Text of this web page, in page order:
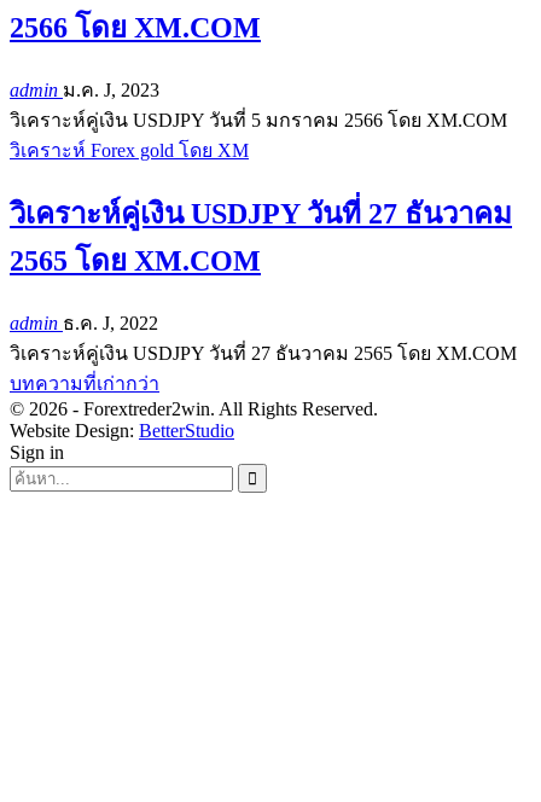
2566 โดย XM.COM
admin ม.ค. J, 2023
วิเคราะห์คู่เงิน USDJPY วันที่ 5 มกราคม 2566 โดย XM.COM
วิเคราะห์ Forex gold โดย XM
วิเคราะห์คู่เงิน USDJPY วันที่ 27 ธันวาคม
2565 โดย XM.COM
admin ธ.ค. J, 2022
วิเคราะห์คู่เงิน USDJPY วันที่ 27 ธันวาคม 2565 โดย XM.COM
บทความที่เก่ากว่า
© 2026 - Forextreder2win. All Rights Reserved.
Website Design: BetterStudio
Sign in